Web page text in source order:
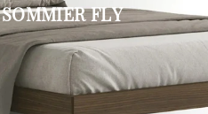
SOMMIER FLY